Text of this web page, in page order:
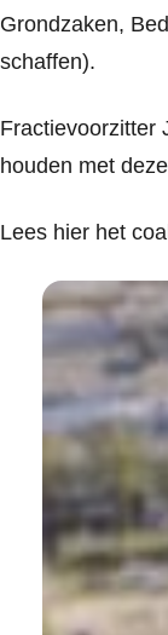
Grondzaken,
schaffen).
Fractievoorzitter
houden met
Lees hier het